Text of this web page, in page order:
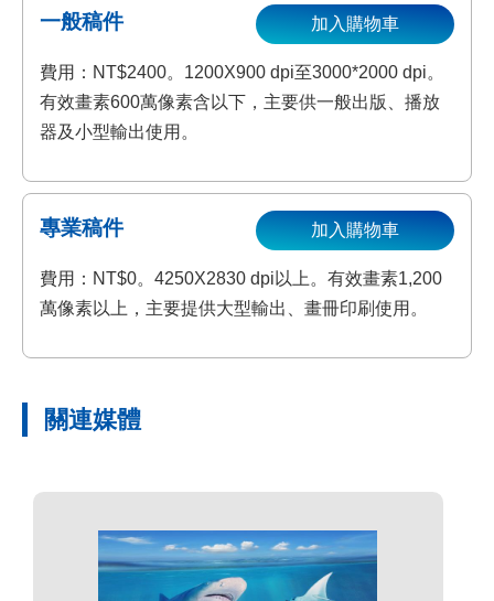
一般稿件
費用：NT$2400。1200X900 dpi至3000*2000 dpi。
有效畫素600萬像素含以下，主要供一般出版、播放
器及小型輸出使用。
加入購物車
專業稿件
費用：NT$0。4250X2830 dpi以上。有效畫素1,200
萬像素以上，主要提供大型輸出、畫冊印刷使用。
加入購物車
關連媒體